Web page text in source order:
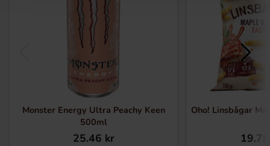
Monster Energy Ultra Peachy Keen
500ml
25.46 kr
Oho! Linsbågar